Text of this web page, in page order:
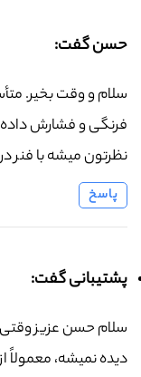
حسن گفت:
سلام و وقت بخیر.
فرنگی و فشارش داده
نظرتون میشه با فنر
پاسخ
پشتیبانی گفت:
سلام حسن عزیز وقتی
دیده نمیشه، معمولاً